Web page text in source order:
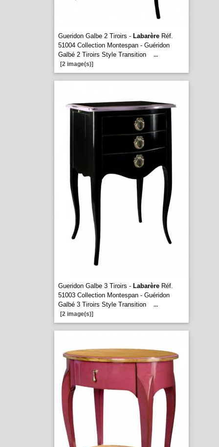
Gueridon Galbe 2 Tiroirs - LabarèreRéf.
51004 Collection Montespan - Guéridon
Galbé 2 Tiroirs Style Transition
...
[2 image(s)]
Gueridon Galbe 3 Tiroirs - LabarèreRéf.
51003 Collection Montespan - Guéridon
Galbé 3 Tiroirs Style Transition
...
[2 image(s)]